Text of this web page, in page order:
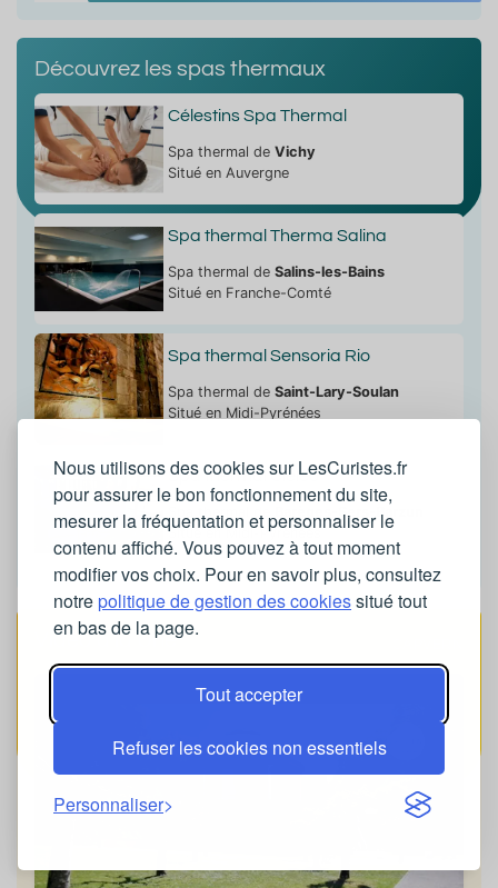
Nous utilisons des cookies sur LesCuristes.fr
pour assurer le bon fonctionnement du site,
mesurer la fréquentation et personnaliser le
contenu affiché. Vous pouvez à tout moment
modifier vos choix. Pour en savoir plus, consultez
notrepolitique de gestion des cookiessitué tout
en bas de la page.
Tout accepter
Refuser les cookies non essentiels
Personnaliser
Découvrez les spas thermaux
Célestins Spa Thermal
Spa thermal de Vichy
Situé en Auvergne
Spa thermal Therma Salina
Spa thermal de Salins-les-Bains
Situé en Franche-Comté
Spa thermal Sensoria Rio
Spa thermal de Saint-Lary-Soulan
Situé en Midi-Pyrénées
Spa thermal Cieléo
Spa thermal de
Barèges-Sers-Barzun
Situé en Midi-Pyrénées
Vidéo à la Une